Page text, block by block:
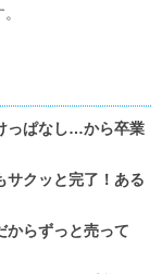
っぱなし…から卒業
サクッと完了！ある
らずっと売って